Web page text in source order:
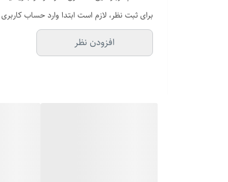
برای ثبت نظر، لازم است ابتدا وارد حساب
افزودن نظر